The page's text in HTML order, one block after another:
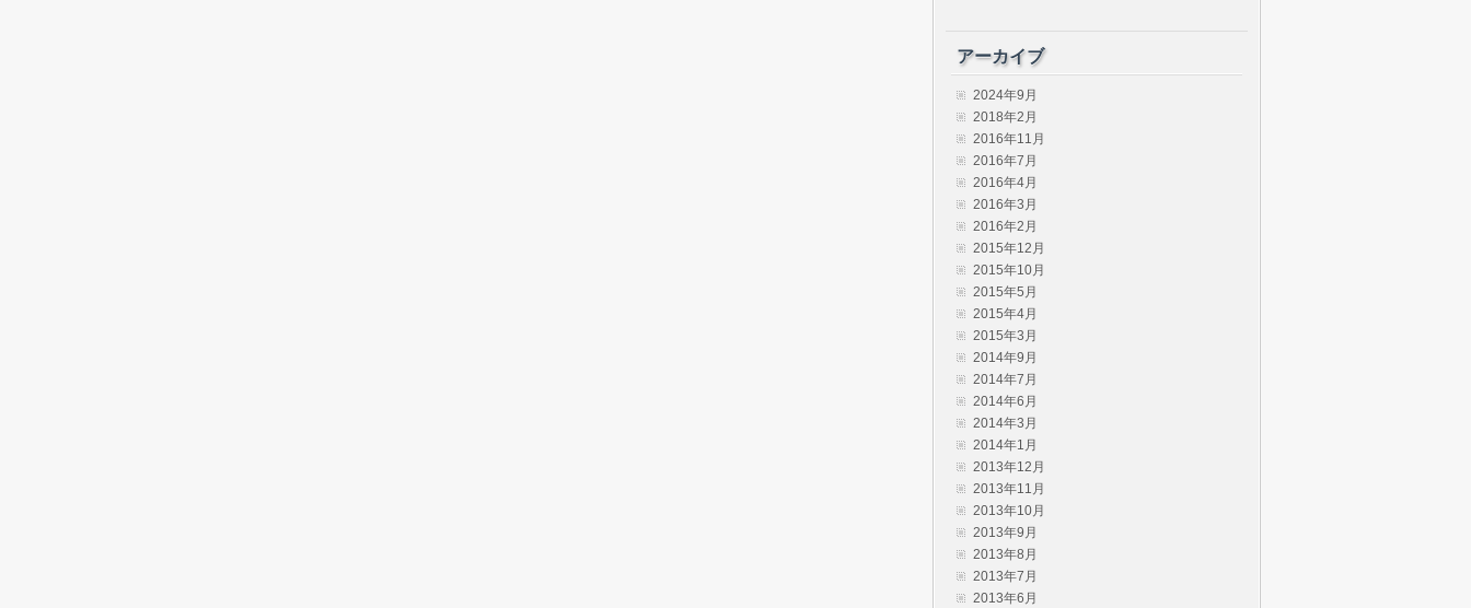
アーカイブ
2024年9月
2018年2月
2016年11月
2016年7月
2016年4月
2016年3月
2016年2月
2015年12月
2015年10月
2015年5月
2015年4月
2015年3月
2014年9月
2014年7月
2014年6月
2014年3月
2014年1月
2013年12月
2013年11月
2013年10月
2013年9月
2013年8月
2013年7月
2013年6月